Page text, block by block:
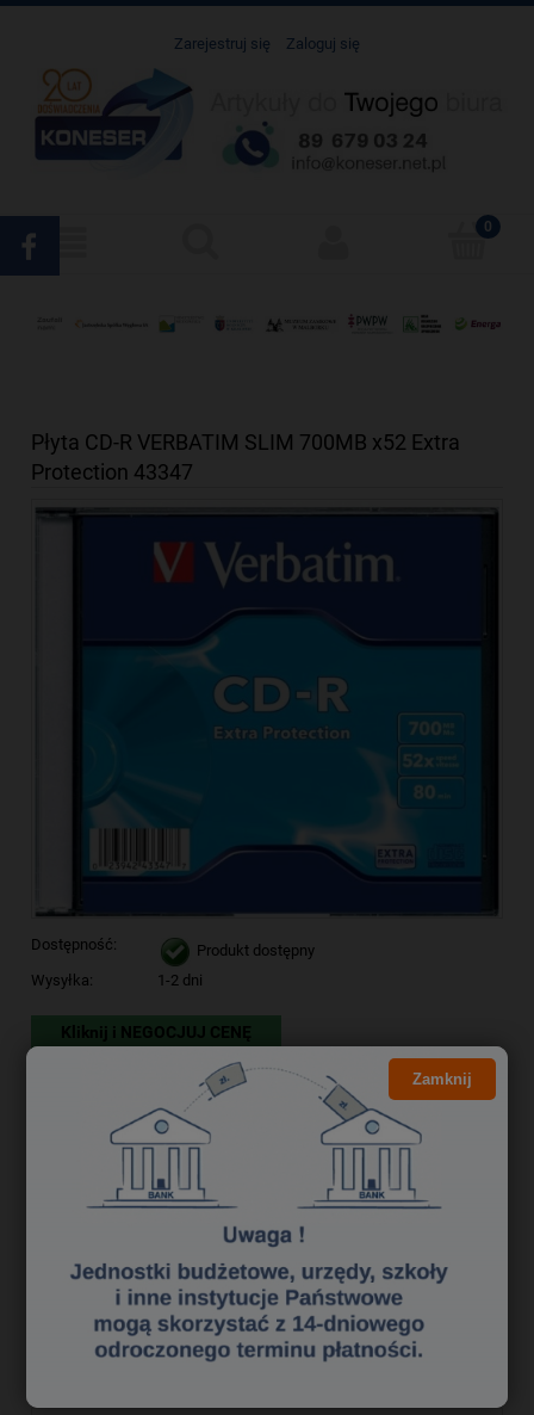
Zarejestruj się Zaloguj się
Płyta CD-R VERBATIM SLIM 700MB x52 Extra
Protection 43347
Dostępność:
Produkt dostępny
Wysyłka:
1-2 dni
Kliknij i NEGOCJUJ CENĘ
2,56 zł
do koszyka
Producent:
Kod produktu:
xck0110284
zapytaj o produkt
poleć znajomemu
Zamknij